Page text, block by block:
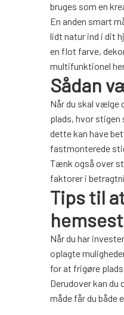
bruges som en
En anden smart
lidt natur ind i dit
en flot farve,
multifunktionel
Sådan
Når du skal vælge
plads, hvor stigen
dette kan have
fastmonterede
Tænk også over
faktorer i
Tips til
Når du har
oplagte
for at frigøre
Derudover kan du
måde får du både